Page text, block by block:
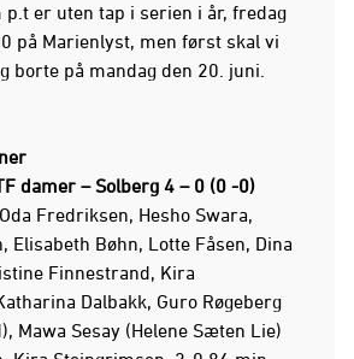
p.t er uten tap i serien i år, fredag
på Marienlyst, men først skal vi
borte på mandag den 20. juni.
damer – Solberg 4 – 0 (0 -0)
Fredriksen, Hesho Swara,
Elisabeth Bøhn, Lotte Fåsen, Dina
Finnestrand, Kira
Dalbakk, Guro Røgeberg
Mawa Sesay (Helene Sæten Lie)